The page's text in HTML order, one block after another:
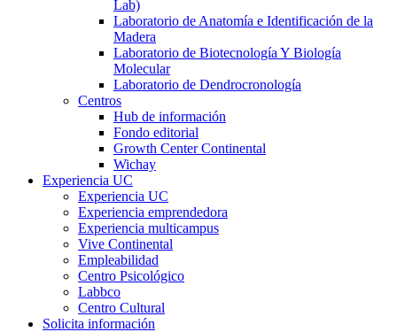
Lab)
Laboratorio de Anatomía e Identificación de la
Madera
Laboratorio de Biotecnología Y Biología
Molecular
Laboratorio de Dendrocronología
Centros
Hub de información
Fondo editorial
Growth Center Continental
Wichay
Experiencia UC
Experiencia UC
Experiencia emprendedora
Experiencia multicampus
Vive Continental
Empleabilidad
Centro Psicológico
Labbco
Centro Cultural
Solicita información